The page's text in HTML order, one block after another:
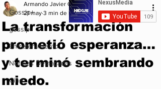
Gossip+
gossip
Entretenimiento
Noticias Destacadas
Cine
La transformación
prometió esperanza…
y terminó sembrando
miedo.
Armando Javier Garcia
21 may 3 min de lectura